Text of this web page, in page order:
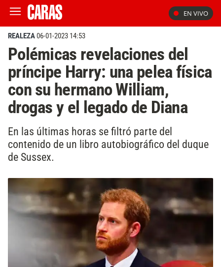
EN VIVO
REALEZA06-01-2023 14:53
Polémicas revelaciones del
príncipe Harry: una pelea física
con su hermano William,
drogas y el legado de Diana
En las últimas horas se filtró parte del
contenido de un libro autobiográfico del duque
de Sussex.